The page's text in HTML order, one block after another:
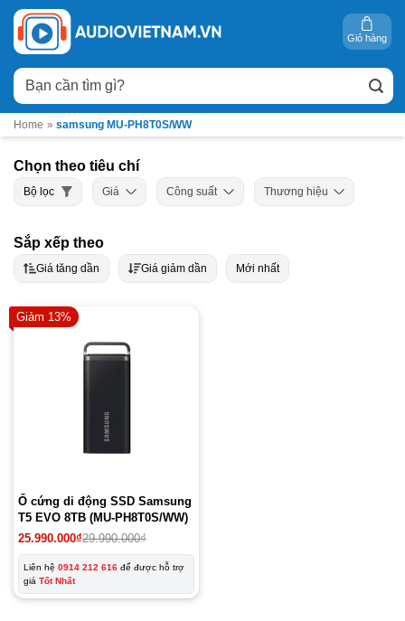
Bỏ
qua
nội
dung
Tìm
kiếm:
Giỏ hàng
Home » samsung MU-PH8T0S/WW
Chọn theo tiêu chí
Bộ lọc Giá Công suất Thương hiệu
Sắp xếp theo
Giá tăng dần Giá giảm dần Mới nhất
Giảm 13%
Ổ cứng di động SSD Samsung
T5 EVO 8TB (MU-PH8T0S/WW)
29.990.000₫
Giá
gốc
là:
29.990.000₫.
25.990.000₫
Giá
hiện
tại
là:
25.990.000₫.
Liên hệ 0914 212 616 để được hỗ trợ
giá Tốt Nhất